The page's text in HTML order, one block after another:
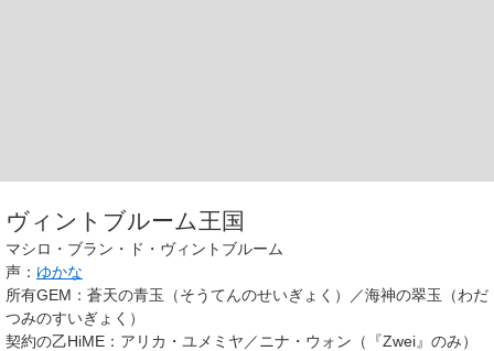
ヴィントブルーム王国
マシロ・ブラン・ド・ヴィントブルーム
声： ゆかな
所有GEM ：蒼天の青玉（そうてんのせいぎょく）／海神の翠玉（わだ
つみのすいぎょく）
契約の乙HiME ：アリカ・ユメミヤ／ニナ・ウォン（『Zwei』のみ）